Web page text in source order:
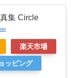
集 Circle
楽天市場
ッピング